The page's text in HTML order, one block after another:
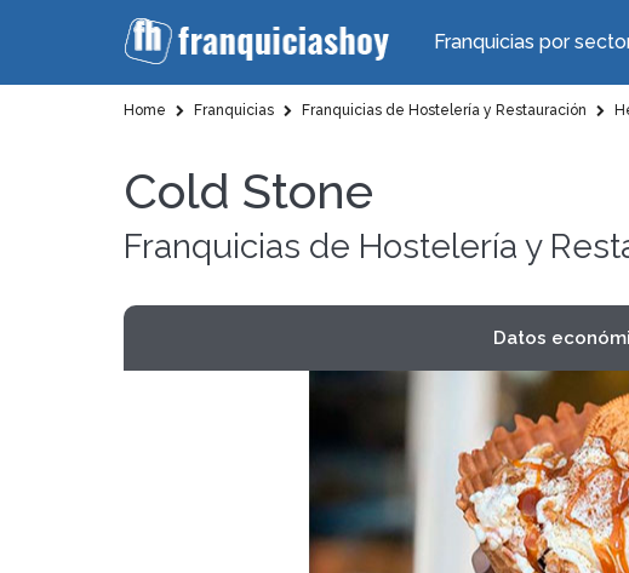
Franquicias por
Home Franquicias Franquicias de Hostelería y Restauración
Cold Stone
Franquicias de Hostelería y
Datos